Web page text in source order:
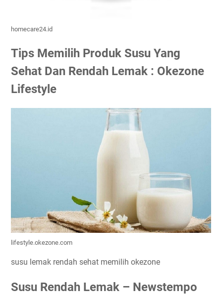
homecare24.id
Tips Memilih Produk Susu Yang
Sehat Dan Rendah Lemak : Okezone
Lifestyle
lifestyle.okezone.com
susu lemak rendah sehat memilih okezone
Susu Rendah Lemak – Newstempo